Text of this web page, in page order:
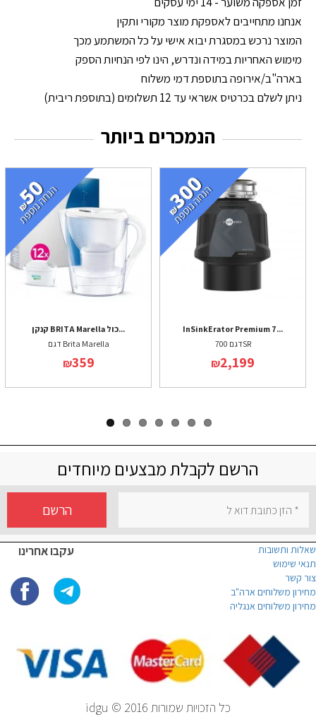
אנחנו מתחייבים לאספקת מוצר מקורי ותקין
המוצר נרכש במסגרת יבוא אישי על כל המשתמע מכך
מימוש האחריות במידה ונדרש, הינו לפי הנחיות הספק
בארה"ב/אירופה בתוספת דמי משלוח
ניתן לשלם בכרטיס אשראי עד 12 תשלומים (בתוספת ריבית)
הנמכרים ביותר
קנקן BRITA Marella כול...
דגם Brita Marella
₪359
InSinkErator Premium 7...
דגם 700SR
₪2,199
הרשם לקבלת מבצעים מיוחדים
הרשם
עקבו אחרינו
שאלות ותשובות
תנאי שימוש
צור קשר
מחירון משלוחים ארה"ב
מחירון משלוחים אנגליה
כל הזכויות שמורות idgu © 2016